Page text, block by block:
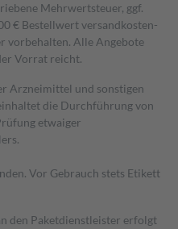
Mehrwertsteuer, ggf.
€ Bestell­wert versand­kosten­
vorbehalten. Alle Angebote
Vorrat reicht.
Arzneimittel und sonstigen
die Durchführung von
etwaiger
Vor Gebrauch stets Etikett
den Paketdienstleister erfolgt